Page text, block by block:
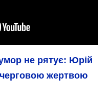
не рятує: Юрій
черговою жертвою